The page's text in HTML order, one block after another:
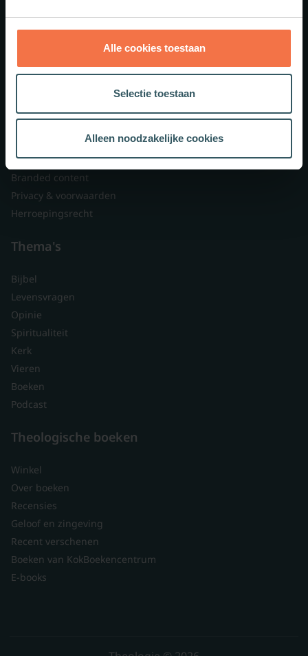
Alle cookies toestaan
Selectie toestaan
Alleen noodzakelijke cookies
Nieuwsbrieven
Veelgestelde vragen
Contact
Branded content
Privacy & voorwaarden
Herroepingsrecht
Thema's
Bijbel
Levensvragen
Opinie
Spiritualiteit
Kerk
Vieren
Boeken
Podcast
Theologische boeken
Winkel
Over boeken
Recensies
Geloof en zingeving
Recent verschenen
Boeken van KokBoekencentrum
E-books